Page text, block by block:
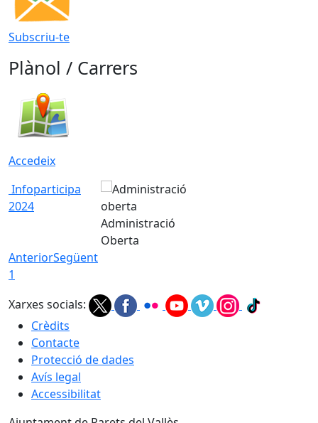
Subscriu-te
Plànol / Carrers
Accedeix
Infoparticipa
2024
Administració
Oberta
AnteriorSegüent
1
Xarxes socials:
Crèdits
Contacte
Protecció de dades
Avís legal
Accessibilitat